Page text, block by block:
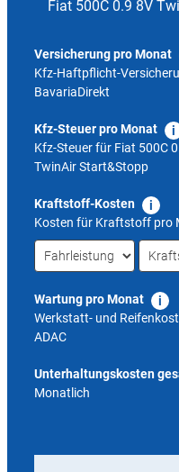
Fiat 500C 0.9 8V
Versicherung pro Monat
Kfz-Haftpflicht-
BavariaDirekt
Kfz-Steuer pro Monat
Kfz-Steuer für Fiat 500C
TwinAir Start&Stopp
Kraftstoff-Kosten
Kosten für Kraftstoff pro
Wartung pro Monat
Werkstatt- und
ADAC
Unterhaltungskosten
Monatlich